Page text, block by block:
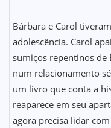
Bárbara e Carol
adolescência. Carol
sumiços repentinos de
num relacionamento
um livro que conta a
reaparece em seu
agora precisa lidar